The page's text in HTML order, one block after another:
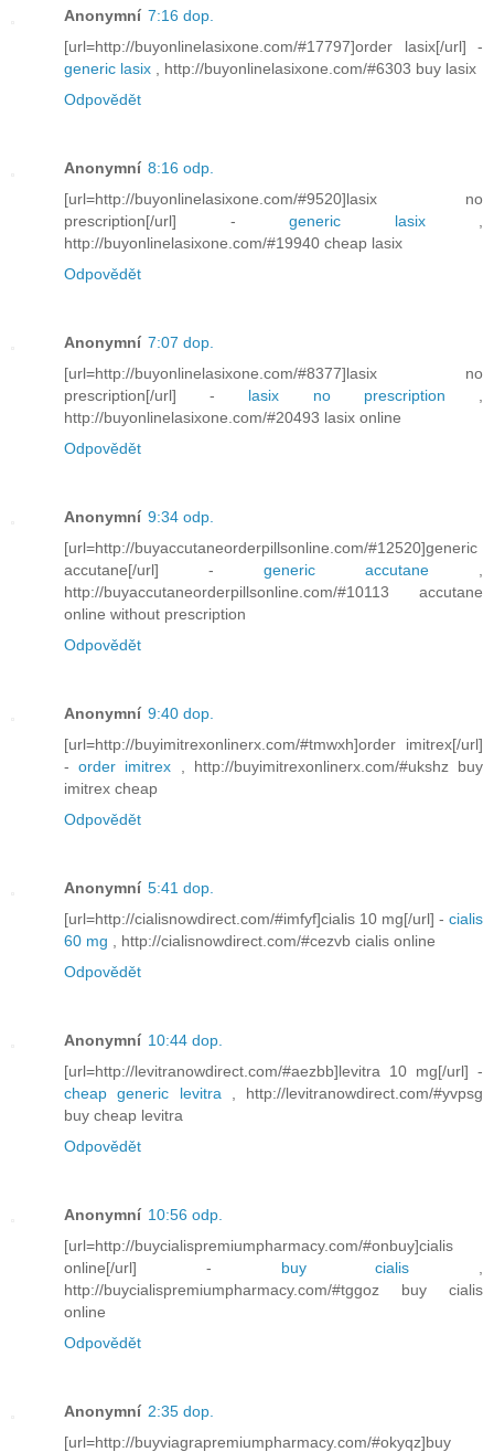
Anonymní 7:16 dop.
[url=http://buyonlinelasixone.com/#17797]order lasix[/url] -
generic lasix , http://buyonlinelasixone.com/#6303 buy lasix
Odpovědět
Anonymní 8:16 odp.
[url=http://buyonlinelasixone.com/#9520]lasix no
prescription[/url] - generic lasix,
http://buyonlinelasixone.com/#19940 cheap lasix
Odpovědět
Anonymní 7:07 dop.
[url=http://buyonlinelasixone.com/#8377]lasix no
prescription[/url] - lasix no prescription
http://buyonlinelasixone.com/#20493 lasix online
Odpovědět
Anonymní 9:34 odp.
[url=http://buyaccutaneorderpillsonline.com/#12520]generic
accutane[/url] - generic accutane
http://buyaccutaneorderpillsonline.com/#10113 accutane
online without prescription
Odpovědět
Anonymní 9:40 dop.
[url=http://buyimitrexonlinerx.com/#tmwxh]order imitrex[/url]
-order imitrex , http://buyimitrexonlinerx.com/#ukshz buy
imitrex cheap
Odpovědět
Anonymní 5:41 dop.
[url=http://cialisnowdirect.com/#imfyf]cialis 10 mg[/url] - cialis
60 mg , http://cialisnowdirect.com/#cezvb cialis online
Odpovědět
Anonymní 10:44 dop.
[url=http://levitranowdirect.com/#aezbb]levitra 10 mg[/url] -
cheap generic levitra , http://levitranowdirect.com/#yvpsg
buy cheap levitra
Odpovědět
Anonymní 10:56 odp.
[url=http://buycialispremiumpharmacy.com/#onbuy]cialis
online[/url] - buy cialis
http://buycialispremiumpharmacy.com/#tggoz buy cialis
online
Odpovědět
Anonymní 2:35 dop.
[url=http://buyviagrapremiumpharmacy.com/#okyqz]buy